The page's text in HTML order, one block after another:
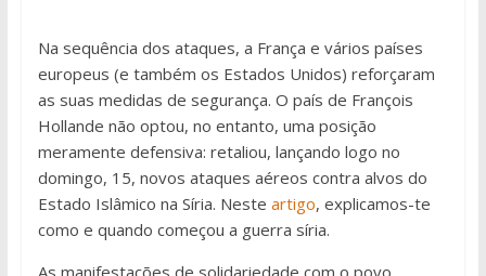
Na sequência dos ataques, a França e vários países
europeus (e também os Estados Unidos) reforçaram
as suas medidas de segurança. O país de François
Hollande não optou, no entanto, uma posição
meramente defensiva: retaliou, lançando logo no
domingo, 15, novos ataques aéreos contra alvos do
Estado Islâmico na Síria. Neste artigo, explicamos-te
como e quando começou a guerra síria.
As manifestações de solidariedade com o povo